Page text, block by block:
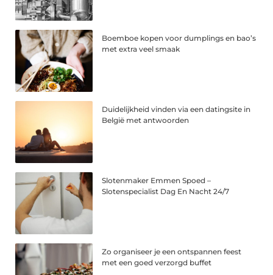
Boemboe kopen voor dumplings en bao’s
met extra veel smaak
Duidelijkheid vinden via een datingsite in
België met antwoorden
Slotenmaker Emmen Spoed –
Slotenspecialist Dag En Nacht 24/7
Zo organiseer je een ontspannen feest
met een goed verzorgd buffet